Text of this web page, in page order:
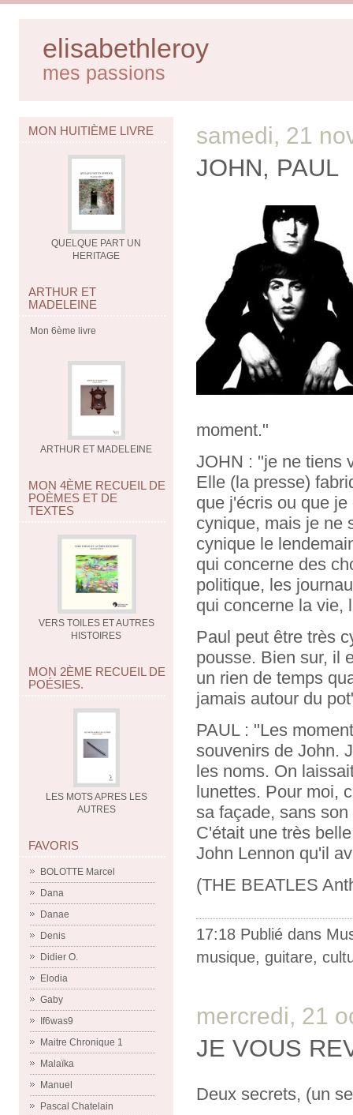
elisabethleroy
mes passions
MON HUITIÈME LIVRE
QUELQUE PART UN
HERITAGE
ARTHUR ET
MADELEINE
Mon 6ème livre
ARTHUR ET MADELEINE
MON 4ÈME RECUEIL DE
POÈMES ET DE
TEXTES
VERS TOILES ET AUTRES
HISTOIRES
MON 2ÈME RECUEIL DE
POÉSIES.
LES MOTS APRES LES
AUTRES
FAVORIS
BOLOTTE Marcel
Dana
Danae
Denis
Didier O.
Elodia
Gaby
If6was9
Maitre Chronique 1
Malaïka
Manuel
Pascal Chatelain
samedi, 21
JOHN, PAUL
moment."
JOHN : "je ne tiens
Elle (la presse)
que j'écris ou que
cynique, mais je ne
cynique le
qui concerne des
politique, les
qui concerne la vie,
Paul peut être très
pousse. Bien sur, il
un rien de temps
jamais autour du
PAUL : "Les
souvenirs de John.
les noms. On
lunettes. Pour moi,
sa façade, sans
C'était une très
John Lennon qu'il
(THE BEATLES
17:18 Publié dans
musique, guitare,
mercredi, 21
JE VOUS
Deux secrets, (un